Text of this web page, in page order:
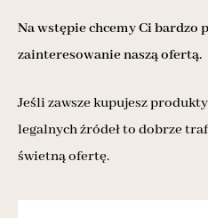
Na wstępie chcemy Ci bardzo
zainteresowanie naszą ofertą.
Jeśli zawsze kupujesz
legalnych źródeł to dobrze
świetną ofertę.